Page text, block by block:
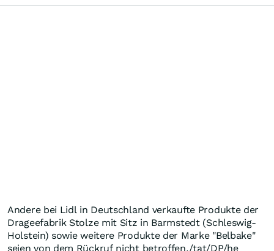
Andere bei Lidl in Deutschland verkaufte Produkte der
Drageefabrik Stolze mit Sitz in Barmstedt (Schleswig-
Holstein) sowie weitere Produkte der Marke "Belbake"
seien von dem Rückruf nicht betroffen./tat/DP/he